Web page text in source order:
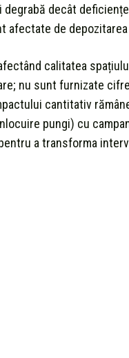
decât
afectate de
calitatea
nu sunt furnizate
cantitativ
pungi) cu
a transforma